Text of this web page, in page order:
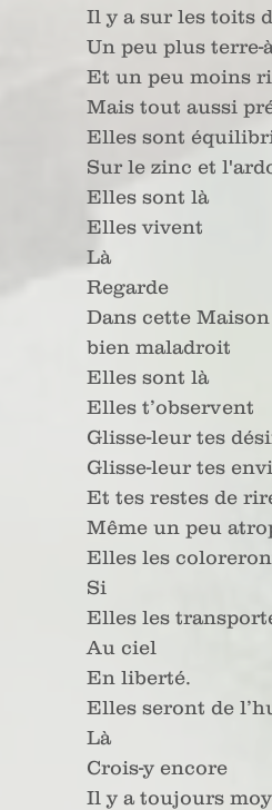
Il y a sur les toits
Un peu plus terre-
Et un peu moins
Mais tout aussi
Elles sont
Sur le zinc et
Elles sont là
Elles vivent
Là
Regarde
Dans cette
bien maladroit
Elles sont là
Elles t’observent
Glisse-leur tes
Glisse-leur tes
Et tes restes de
Même un peu
Elles les
Si
Elles les
Au ciel
En liberté.
Elles seront de
Là
Crois-y encore
Il y a toujours